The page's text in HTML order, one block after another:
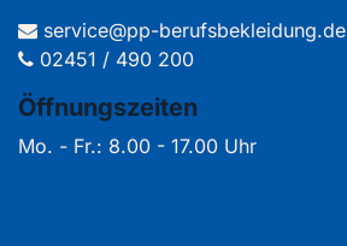
service@pp-berufsbekleidung.de
02451 / 490 200
Öffnungszeiten
Mo. - Fr.: 8.00 - 17.00 Uhr